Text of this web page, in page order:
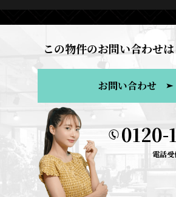
この物件のお問い合わせ
お問い合わせ
0120-
電話